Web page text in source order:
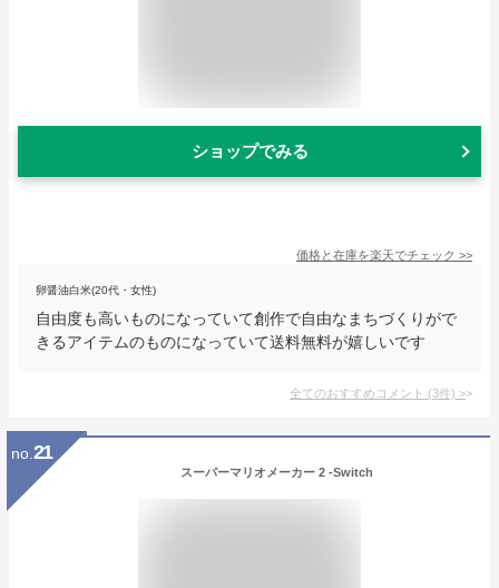
ショップでみる
価格と在庫を楽天でチェック >>
卵醤油白米(20代・女性)
自由度も高いものになっていて創作で自由なまちづくりがで
きるアイテムのものになっていて送料無料が嬉しいです
全てのおすすめコメント (3件) >
no. 21
スーパーマリオメーカー 2 -Switch